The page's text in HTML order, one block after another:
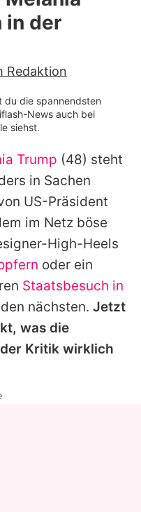
in der
Redaktion
du die spannendsten
News auch bei
siehst.
Trump (48) steht
in Sachen
US-Präsident
im Netz böse
High-Heels
oder ein
Staatsbesuch in
nächsten. Jetzt
was die
Kritik wirklich